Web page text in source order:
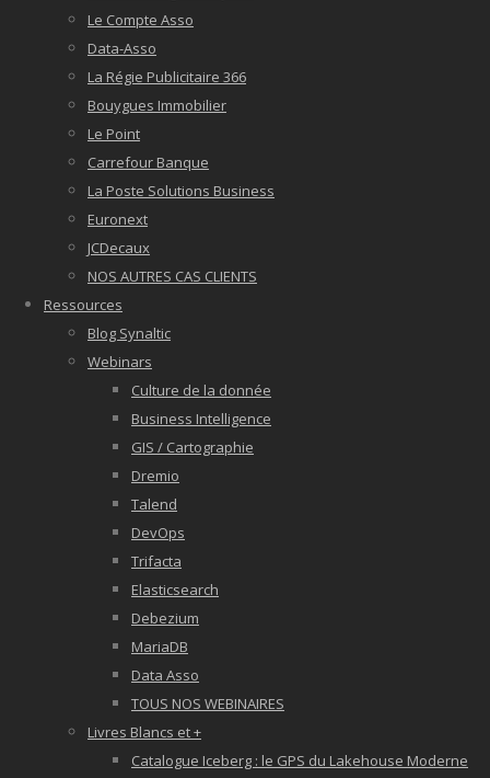
Le Compte Asso
Data-Asso
La Régie Publicitaire 366
Bouygues Immobilier
Le Point
Carrefour Banque
La Poste Solutions Business
Euronext
JCDecaux
NOS AUTRES CAS CLIENTS
Ressources
Blog Synaltic
Webinars
Culture de la donnée
Business Intelligence
GIS / Cartographie
Dremio
Talend
DevOps
Trifacta
Elasticsearch
Debezium
MariaDB
Data Asso
TOUS NOS WEBINAIRES
Livres Blancs et +
Catalogue Iceberg : le GPS du Lakehouse Moderne